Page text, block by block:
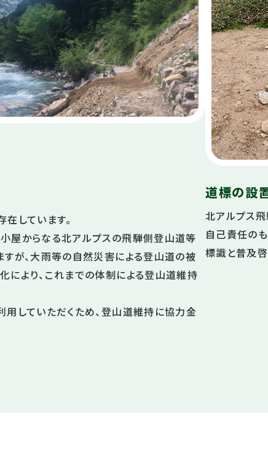
しています。
屋からなる北アルプスの飛騨側登山道等
が、大雨等の自然災害による登山道の被
より、これまでの体制による登山道維持
していただくため、登山道維持に協力金
道標の設
北アルプス
自己責任の
標識と普及